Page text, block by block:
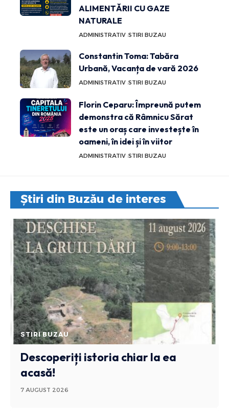
ALIMENTĂRII CU GAZE
NATURALE
ADMINISTRATIV STIRI BUZAU
Constantin Toma: Tabăra
Urbană, Vacanța de vară 2026
ADMINISTRATIV STIRI BUZAU
Florin Ceparu: Împreună putem
demonstra că Râmnicu Sărat
este un oraș care investește în
oameni, în idei și în viitor
ADMINISTRATIV STIRI BUZAU
Știri din Buzău de interes
STIRI BUZAU
Descoperiți istoria chiar la ea
acasă!
7 AUGUST 2026